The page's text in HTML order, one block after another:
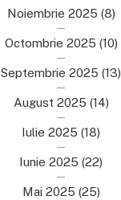
Noiembrie 2025 (8)
Octombrie 2025 (10)
Septembrie 2025 (13)
August 2025 (14)
Iulie 2025 (18)
Iunie 2025 (22)
Mai 2025 (25)